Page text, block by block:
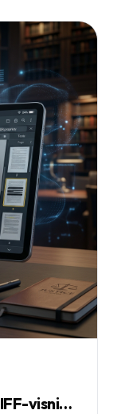
visning